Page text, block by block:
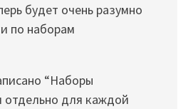
будет очень разумно
по наборам
“Наборы
отдельно для каждой